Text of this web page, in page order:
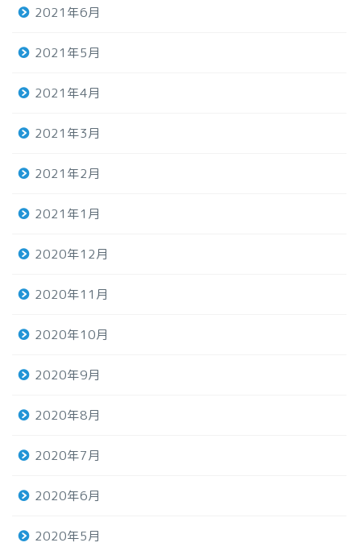
2021年6月
2021年5月
2021年4月
2021年3月
2021年2月
2021年1月
2020年12月
2020年11月
2020年10月
2020年9月
2020年8月
2020年7月
2020年6月
2020年5月